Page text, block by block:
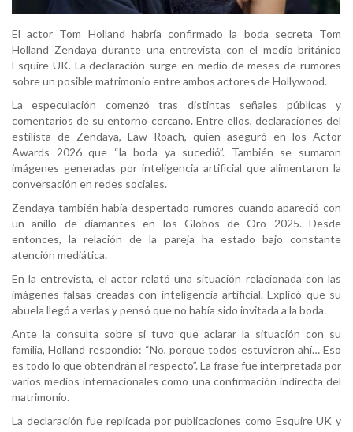
El actor Tom Holland habría confirmado la boda secreta Tom
Holland Zendaya durante una entrevista con el medio británico
Esquire UK. La declaración surge en medio de meses de rumores
sobre un posible matrimonio entre ambos actores de Hollywood.
La especulación comenzó tras distintas señales públicas y
comentarios de su entorno cercano. Entre ellos, declaraciones del
estilista de Zendaya, Law Roach, quien aseguró en los Actor
Awards 2026 que “la boda ya sucedió”. También se sumaron
imágenes generadas por inteligencia artificial que alimentaron la
conversación en redes sociales.
Zendaya también había despertado rumores cuando apareció con
un anillo de diamantes en los Globos de Oro 2025. Desde
entonces, la relación de la pareja ha estado bajo constante
atención mediática.
En la entrevista, el actor relató una situación relacionada con las
imágenes falsas creadas con inteligencia artificial. Explicó que su
abuela llegó a verlas y pensó que no había sido invitada a la boda.
Ante la consulta sobre si tuvo que aclarar la situación con su
familia, Holland respondió: “No, porque todos estuvieron ahí… Eso
es todo lo que obtendrán al respecto”. La frase fue interpretada por
varios medios internacionales como una confirmación indirecta del
matrimonio.
La declaración fue replicada por publicaciones como Esquire UK y